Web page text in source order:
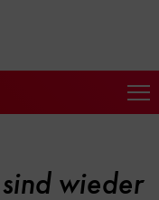
wieder